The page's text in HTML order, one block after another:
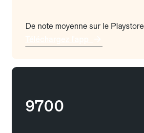
De note moyenne sur le Playstore
9700